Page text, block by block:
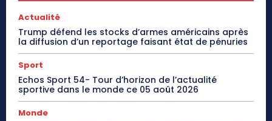
Actualité
Trump défend les stocks d’armes américains après
la diffusion d’un reportage faisant état de pénuries
Sport
Echos Sport 54- Tour d’horizon de l’actualité
sportive dans le monde ce 05 août 2026
Monde